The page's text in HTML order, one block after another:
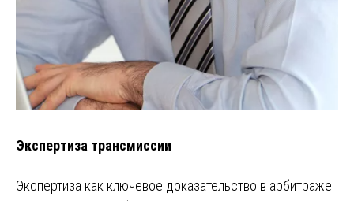
Экспертиза трансмиссии
Экспертиза как ключевое доказательство в арбитраже